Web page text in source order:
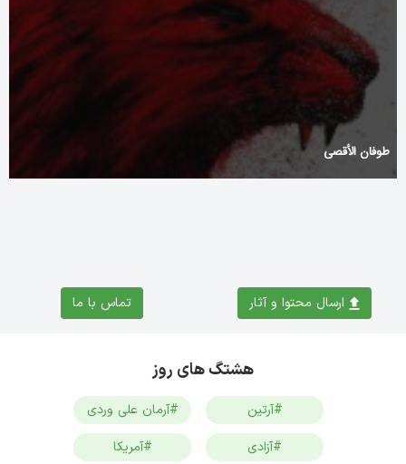
طوفان الأقصی ‌ ‌
ارسال محتوا و آثار تماس با ما
هشتگ های روز
#آرتین
#آرمان علی وردی
#آزادی
#آمریکا